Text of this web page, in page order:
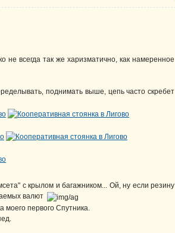
не всегда так же харизматично, как намеренное
поднимать выше, цепь часто скребет
с крылом и багажником... Ой, ну если резину
валют
моего первого Спутника.